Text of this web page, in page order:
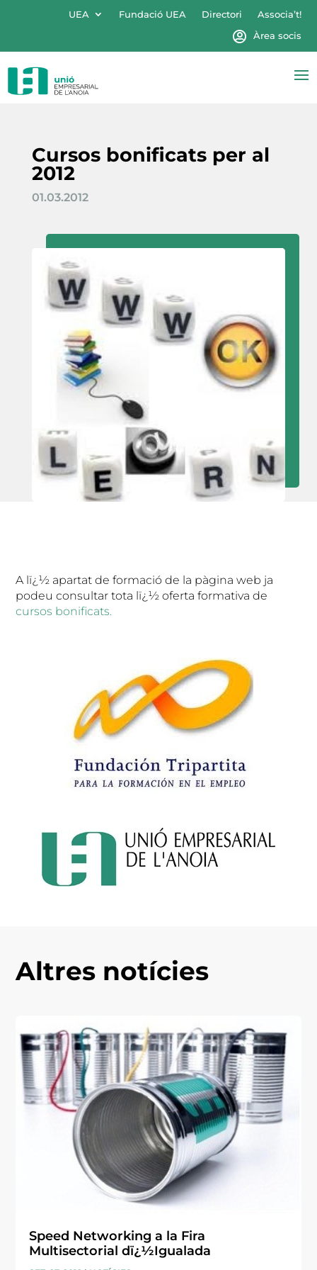
UEA Fundació UEA Directori
Associa’t!
Àrea socis
Cursos bonificats per al
2012
01.03.2012
A lï¿½ apartat de formació de la pàgina web ja
podeu consultar tota lï¿½ oferta formativa de
cursos bonificats.
Altres notícies
Speed Networking a la Fira
Multisectorial dï¿½Igualada